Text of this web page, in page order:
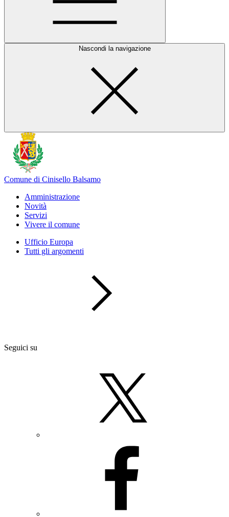
Nascondi la navigazione
Comune di Cinisello Balsamo
Amministrazione
Novità
Servizi
Vivere il comune
Ufficio Europa
Tutti gli argomenti
Seguici su